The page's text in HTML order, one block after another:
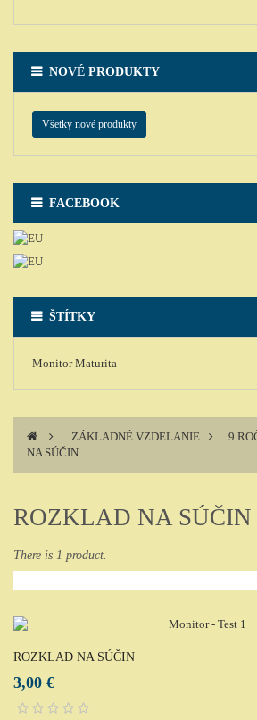
NOVÉ PRODUKTY
Všetky nové produkty
FACEBOOK
ŠTÍTKY
MonitorMaturita
> ZÁKLADNÉ VZDELANIE >
NA SÚČIN
ROZKLAD NA SÚČIN
There is 1 product.
ROZKLAD NA SÚČIN
3,00 €